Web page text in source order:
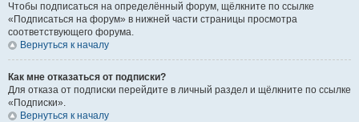
Чтобы подписаться на определённый форум, щёлкните по ссылке
«Подписаться на форум» в нижней части страницы просмотра
соответствующего форума.
Вернуться к началу
Как мне отказаться от подписки?
Для отказа от подписки перейдите в личный раздел и щёлкните по ссылке
«Подписки».
Вернуться к началу